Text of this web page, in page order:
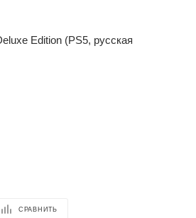
СРАВНИТЬ